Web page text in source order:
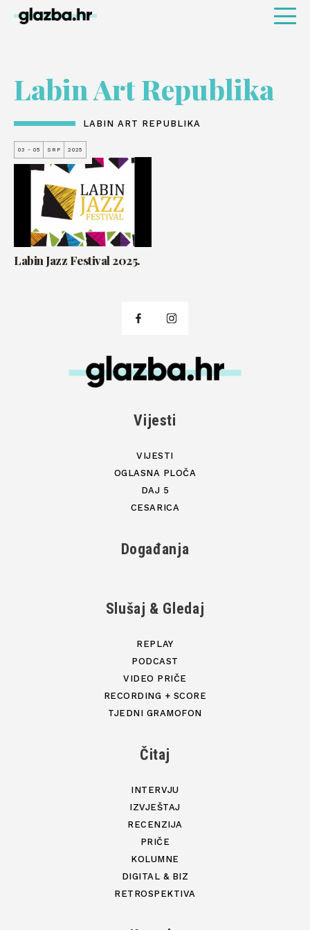
Labin Art Republika
LABIN ART REPUBLIKA
03 - 05 SRP 2025
Labin Jazz Festival 2025.
Vijesti
VIJESTI
OGLASNA PLOČA
DAJ 5
CESARICA
Događanja
Slušaj & Gledaj
REPLAY
PODCAST
VIDEO PRIČE
RECORDING + SCORE
TJEDNI GRAMOFON
Čitaj
INTERVJU
IZVJEŠTAJ
RECENZIJA
PRIČE
KOLUMNE
DIGITAL & BIZ
RETROSPEKTIVA